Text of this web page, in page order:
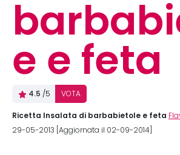
e e feta
4.5 /5 VOTA
Ricetta Insalata di barbabietole e feta
29-05-2013 [Aggiornata il 02-09-2014]